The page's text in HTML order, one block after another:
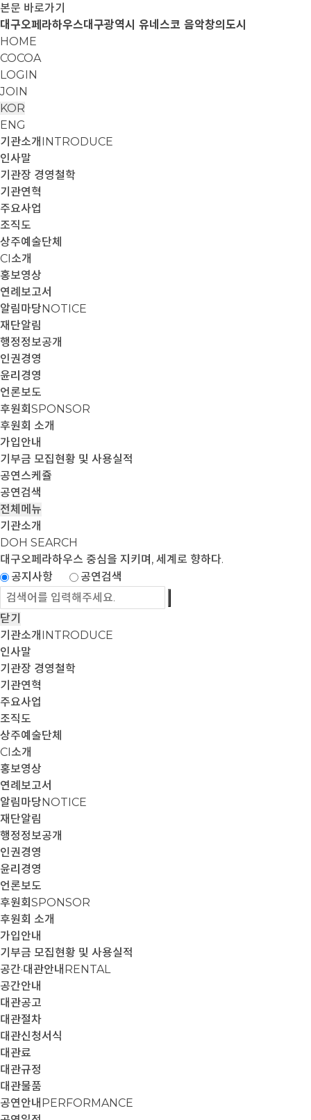
본문 바로가기
대구오페라하우스대구광역시 유네스코 음악창의도시
HOME
COCOA
LOGIN
JOIN
KOR
ENG
기관소개 INTRODUCE
인사말
기관장 경영철학
기관연혁
주요사업
조직도
상주예술단체
CI소개
홍보영상
연례보고서
알림마당NOTICE
재단알림
행정정보공개
인권경영
윤리경영
언론보도
후원회 SPONSOR
후원회 소개
가입안내
기부금 모집현황 및 사용실적
공연스케쥴
공연검색
전체메뉴
기관소개
DOH SEARCH
대구오페라하우스 중심을 지키며, 세계로 향하다.
공지사항
공연검색
닫기
기관소개 INTRODUCE
인사말
기관장 경영철학
기관연혁
주요사업
조직도
상주예술단체
CI소개
홍보영상
연례보고서
알림마당NOTICE
재단알림
행정정보공개
인권경영
윤리경영
언론보도
후원회 SPONSOR
후원회 소개
가입안내
기부금 모집현황 및 사용실적
공간·대관안내 RENTAL
공간안내
대관공고
대관절차
대관신청서식
대관료
대관규정
대관물품
공연안내 PERFORMANCE